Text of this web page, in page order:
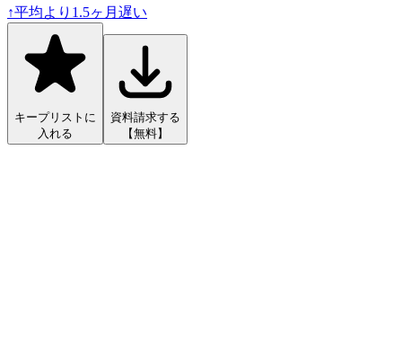
↑平均より 1.5ヶ月遅い
キープリストに
入れる
資料請求する
【無料】